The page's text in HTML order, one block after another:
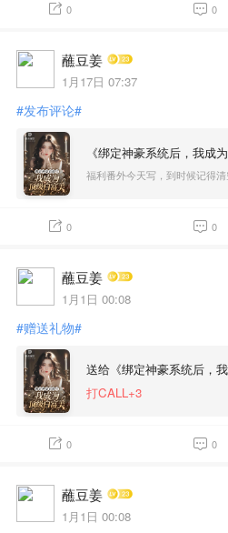
0
0
蘸豆姜
1月17日 07:37
#发布评论#
《绑定神豪系统后，我成
福利番外今天写，到时候记得
0 0
蘸豆姜
1月1日 00:08
#赠送礼物#
送给《绑定神豪系统后，
打CALL+3
0 0
蘸豆姜
1月1日 00:08